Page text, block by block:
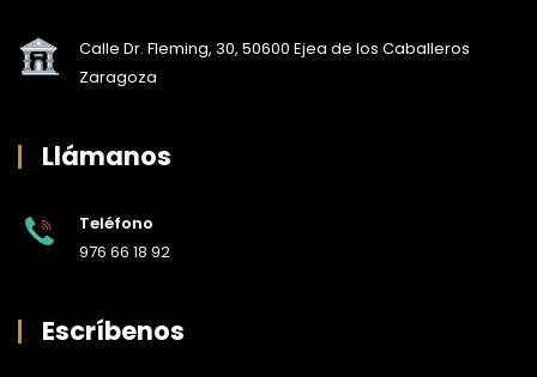
Calle Dr. Fleming, 30, 50600 Ejea de los Caballeros
Zaragoza
Llámanos
Teléfono
976 66 18 92
Escríbenos